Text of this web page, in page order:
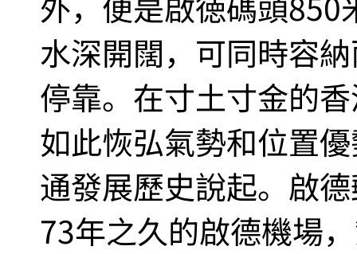
水深開闊，可同時容
停靠。在寸土寸金的
如此恢弘氣勢和位置
通發展歷史說起。啟
73年之久的啟德機場